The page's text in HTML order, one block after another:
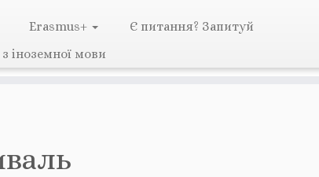
Erasmus+
Є питання? Запитуй
іноземної мови